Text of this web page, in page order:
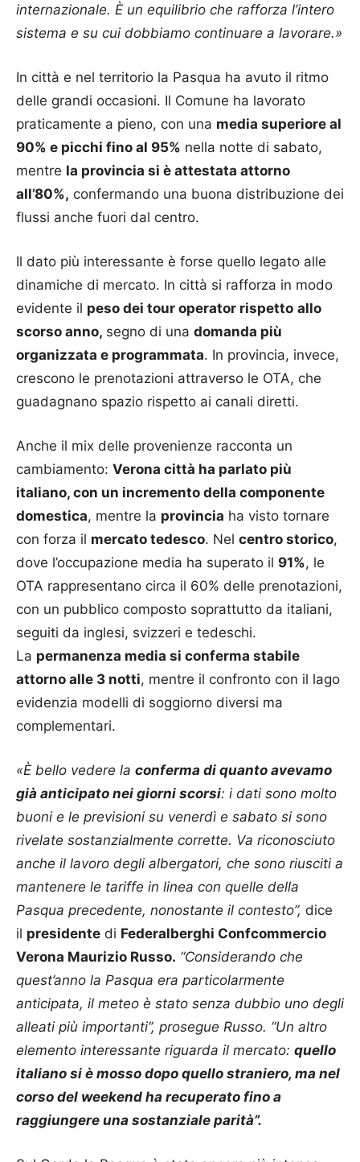
internazionale. È un equilibrio che rafforza l’intero
sistema e su cui dobbiamo continuare a lavorare.»
In città e nel territorio la Pasqua ha avuto il ritmo
delle grandi occasioni. Il Comune ha lavorato
praticamente a pieno, con una media superiore al
90% e picchi fino al 95% nella notte di sabato,
mentre la provincia si è attestata attorno
all’80%, confermando una buona distribuzione dei
flussi anche fuori dal centro.
Il dato più interessante è forse quello legato alle
dinamiche di mercato. In città si rafforza in modo
evidente il peso dei tour operator rispetto allo
scorso anno, segno di una domanda più
organizzata e programmata. In provincia, invece,
crescono le prenotazioni attraverso le OTA, che
guadagnano spazio rispetto ai canali diretti.
Anche il mix delle provenienze racconta un
cambiamento: Verona città ha parlato più
italiano, con un incremento della componente
domestica, mentre la provincia ha visto tornare
con forza il mercato tedesco. Nel centro storico,
dove l’occupazione media ha superato il 91%, le
OTA rappresentano circa il 60% delle prenotazioni,
con un pubblico composto soprattutto da italiani,
seguiti da inglesi, svizzeri e tedeschi.
La permanenza media si conferma stabile
attorno alle 3 notti, mentre il confronto con il lago
evidenzia modelli di soggiorno diversi ma
complementari.
«È bello vedere la conferma di quanto avevamo
già anticipato nei giorni scorsi: i dati sono molto
buoni e le previsioni su venerdì e sabato si sono
rivelate sostanzialmente corrette. Va riconosciuto
anche il lavoro degli albergatori, che sono riusciti a
mantenere le tariffe in linea con quelle della
Pasqua precedente, nonostante il contesto”, dice
il presidente di Federalberghi Confcommercio
Verona Maurizio Russo. “Considerando che
quest’anno la Pasqua era particolarmente
anticipata, il meteo è stato senza dubbio uno degli
alleati più importanti”, prosegue Russo. “Un altro
elemento interessante riguarda il mercato: quello
italiano si è mosso dopo quello straniero, ma nel
corso del weekend ha recuperato fino a
raggiungere una sostanziale parità”.